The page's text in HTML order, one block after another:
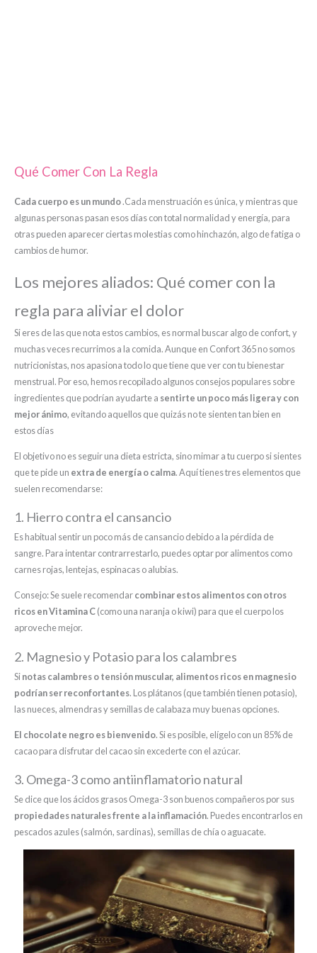
Qué Comer Con La Regla
Cada cuerpo es un mundo.Cada menstruación es única, y mientras que
algunas personas pasan esos días con total normalidad y energía, para
otras pueden aparecer ciertas molestias como hinchazón, algo de fatiga o
cambios de humor.
Los mejores aliados: Qué comer con la
regla para aliviar el dolor
Si eres de las que nota estos cambios, es normal buscar algo de confort, y
muchas veces recurrimos a la comida. Aunque en Confort 365 no somos
nutricionistas, nos apasiona todo lo que tiene que ver con tu bienestar
menstrual. Por eso, hemos recopilado algunos consejos populares sobre
ingredientes que podrían ayudarte a sentirte un poco más ligera y con
mejor ánimo, evitando aquellos que quizás no te sienten tan bien en
estos días
El objetivo no es seguir una dieta estricta, sino mimar a tu cuerpo si sientes
que te pide un extra de energía o calma. Aquí tienes tres elementos que
suelen recomendarse:
1. Hierro contra el cansancio
Es habitual sentir un poco más de cansancio debido a la pérdida de
sangre. Para intentar contrarrestarlo, puedes optar por alimentos como
carnes rojas, lentejas, espinacas o alubias.
Consejo: Se suele recomendarcombinar estos alimentos con otros
ricos en Vitamina C(como una naranja o kiwi) para que el cuerpo los
aproveche mejor.
2. Magnesio y Potasio para los calambres
Sinotas calambres o tensión muscular, alimentos ricos en magnesio
podrían ser reconfortantes. Los plátanos (que también tienen potasio),
las nueces, almendras y semillas de calabaza muy buenas opciones.
El chocolate negro es bienvenido. Si es posible, elígelo con un 85% de
cacao para disfrutar del cacao sin excederte con el azúcar.
3. Omega-3 como antiinflamatorio natural
Se dice que los ácidos grasos Omega-3 son buenos compañeros por sus
propiedades naturales frente a la inflamación. Puedes encontrarlos en
pescados azules (salmón, sardinas), semillas de chía o aguacate.